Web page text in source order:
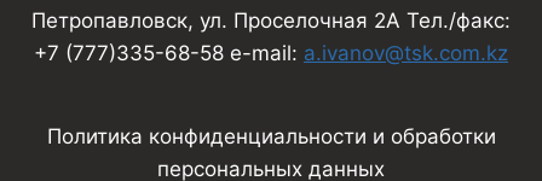
Петропавловск, ул. Проселочная 2А Тел./факс:
+7 (777)335-68-58 e-mail: a.ivanov@tsk.com.kz
Политика конфиденциальности и обработки
персональных данных